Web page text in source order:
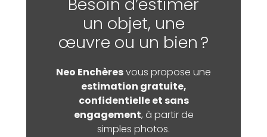
un objet, une
œuvre ou un bien ?
Neo Enchèresvous propose une
estimation gratuite,
confidentielle et sans
engagement, à partir de
simples photos.